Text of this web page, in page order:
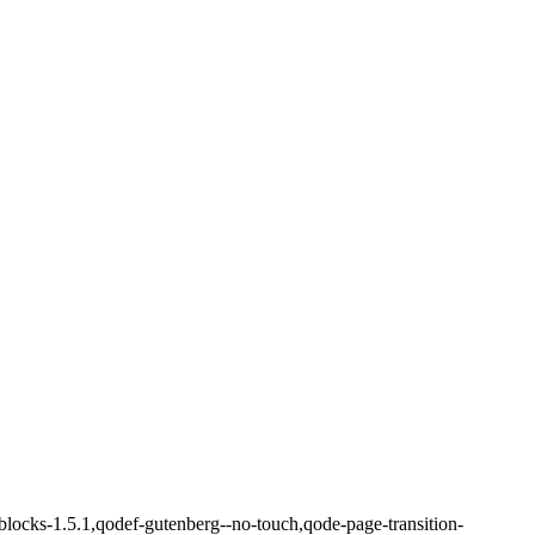
1.5.1,qodef-gutenberg--no-touch,qode-page-transition-